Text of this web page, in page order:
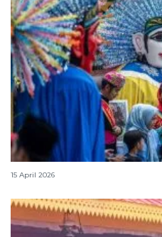
Lebaran Betawi,
15 April 2026